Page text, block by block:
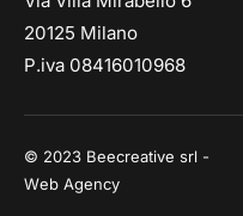
20125 Milano
P.iva 08416010968
© 2023 Beecreative srl -
Web Agency